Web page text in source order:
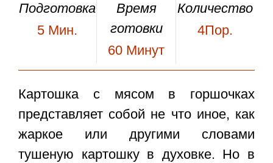
Подготовка
5 Мин.
Время
готовки
60 Минут
Количество
4Пор.
Картошка с мясом в горшочках
представляет собой не что иное, как
жаркое или другими словами
тушеную картошку в духовке. Но в